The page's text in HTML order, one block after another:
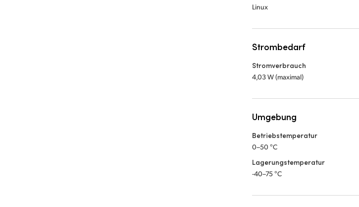
Linux
Strombedarf
Stromverbrauch
4,03 W (maximal)
Umgebung
Betriebstemperatur
0–50 °C
Lagerungstemperatur
-40–75 °C